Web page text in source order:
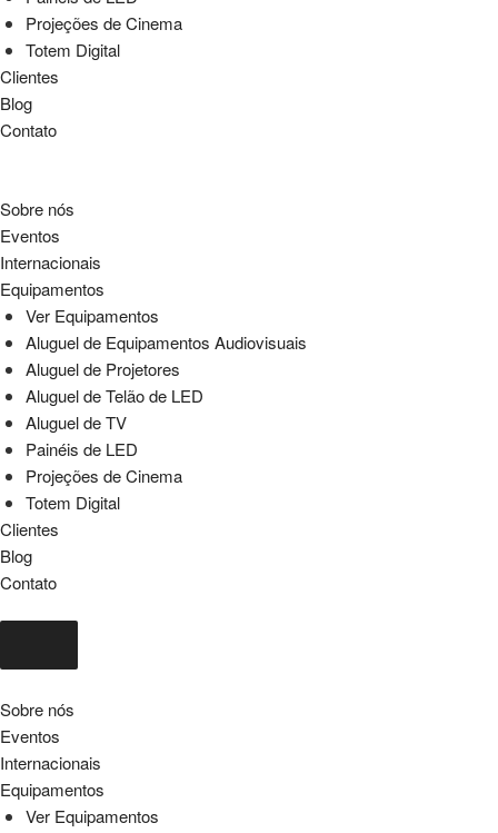
Projeções de Cinema
Totem Digital
Clientes
Blog
Contato
Sobre nós
Eventos
Internacionais
Equipamentos
Ver Equipamentos
Aluguel de Equipamentos Audiovisuais
Aluguel de Projetores
Aluguel de Telão de LED
Aluguel de TV
Painéis de LED
Projeções de Cinema
Totem Digital
Clientes
Blog
Contato
Sobre nós
Eventos
Internacionais
Equipamentos
Ver Equipamentos